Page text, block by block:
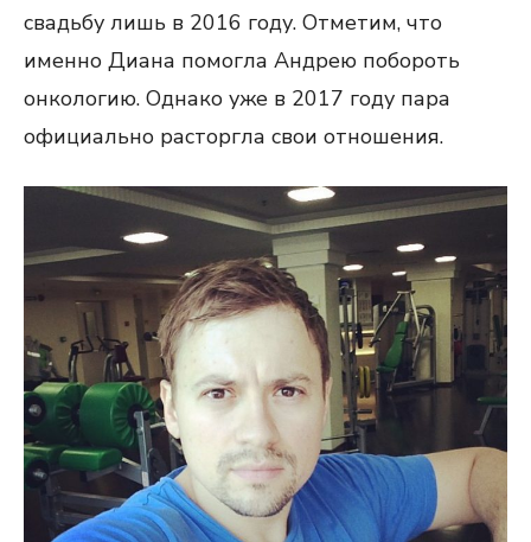
свадьбу лишь в 2016 году. Отметим, что
именно Диана помогла Андрею побороть
онкологию. Однако уже в 2017 году пара
официально расторгла свои отношения.